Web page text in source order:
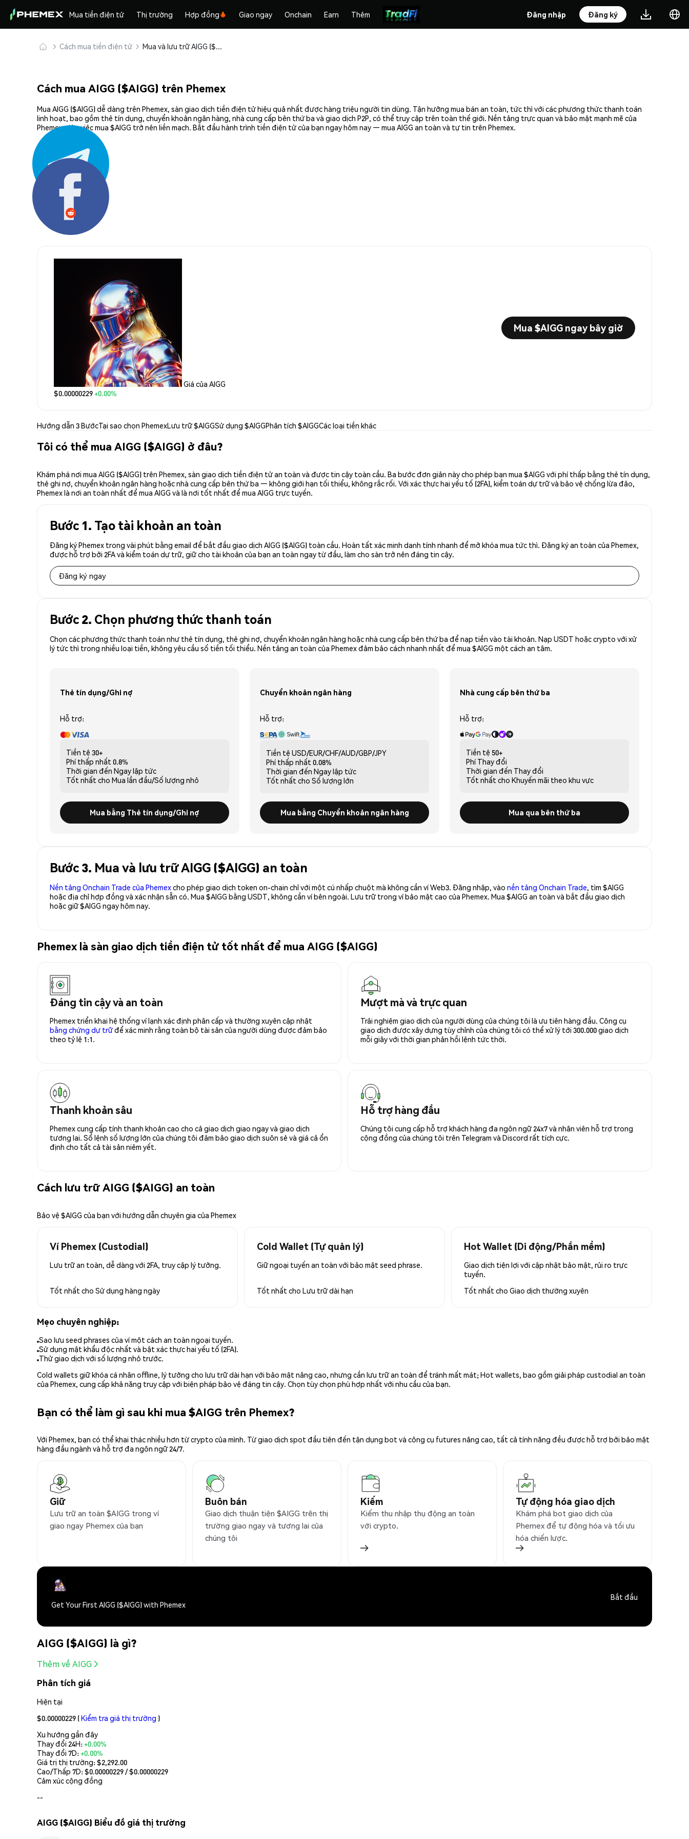
Mua tiền điện tử Thị trường Hợp đồng Giao ngay Onchain Earn Thêm Đăng nhập Đăng ký
Cách mua tiền điện tử Mua và lưu trữ AIGG ($AIGG) an toàn
Cách mua AIGG ($AIGG) trên Phemex
Mua AIGG ($AIGG) dễ dàng trên Phemex, sàn giao dịch tiền điện tử hiệu quả nhất được hàng triệu người tin dùng. Tận hưởng mua bán an toàn, tức thì với các phương thức thanh toán
linh hoạt, bao gồm thẻ tín dụng, chuyển khoản ngân hàng, nhà cung cấp bên thứ ba và giao dịch P2P, có thể truy cập trên toàn thế giới. Nền tảng trực quan và bảo mật mạnh mẽ của
Phemex giúp việc mua $AIGG trở nên liền mạch. Bắt đầu hành trình tiền điện tử của bạn ngay hôm nay — mua AIGG an toàn và tự tin trên Phemex.
Chia sẻ:
Giá của AIGG
$0.00000229+0.00%
Mua $AIGG ngay bây giờ
Hướng dẫn 3 BướcTại sao chọn PhemexLưu trữ $AIGGSử dụng $AIGGPhân tích $AIGGCác loại tiền khác
Tôi có thể mua AIGG ($AIGG) ở đâu?
Khám phá nơi mua AIGG ($AIGG) trên Phemex, sàn giao dịch tiền điện tử an toàn và được tin cậy toàn cầu. Ba bước đơn giản này cho phép bạn mua $AIGG với phí thấp bằng thẻ tín dụng,
thẻ ghi nợ, chuyển khoản ngân hàng hoặc nhà cung cấp bên thứ ba — không giới hạn tối thiểu, không rắc rối. Với xác thực hai yếu tố (2FA), kiểm toán dự trữ và bảo vệ chống lừa đảo,
Phemex là nơi an toàn nhất để mua AIGG và là nơi tốt nhất để mua AIGG trực tuyến.
Bước 1. Tạo tài khoản an toàn
Đăng ký Phemex trong vài phút bằng email để bắt đầu giao dịch AIGG ($AIGG) toàn cầu. Hoàn tất xác minh danh tính nhanh để mở khóa mua tức thì. Đăng ký an toàn của Phemex,
được hỗ trợ bởi 2FA và kiểm toán dự trữ, giữ cho tài khoản của bạn an toàn ngay từ đầu, làm cho sàn trở nên đáng tin cậy.
Đăng ký ngay
Bước 2. Chọn phương thức thanh toán
Chọn các phương thức thanh toán như thẻ tín dụng, thẻ ghi nợ, chuyển khoản ngân hàng hoặc nhà cung cấp bên thứ ba để nạp tiền vào tài khoản. Nạp USDT hoặc crypto với xử
lý tức thì trong nhiều loại tiền, không yêu cầu số tiền tối thiểu. Nền tảng an toàn của Phemex đảm bảo cách nhanh nhất để mua $AIGG một cách an tâm.
Thẻ tín dụng/Ghi nợ
Hỗ trợ:
Tiền tệ 30+
Phí thấp nhất 0.8%
Thời gian đến Ngay lập tức
Tốt nhất cho Mua lần đầu/Số lượng nhỏ
Mua bằng Thẻ tín dụng/Ghi nợ
Chuyển khoản ngân hàng
Hỗ trợ:
Tiền tệ USD/EUR/CHF/AUD/GBP/JPY
Phí thấp nhất 0.08%
Thời gian đến Ngay lập tức
Tốt nhất cho Số lượng lớn
Mua bằng Chuyển khoản ngân hàng
Nhà cung cấp bên thứ ba
Hỗ trợ:
Tiền tệ 50+
Phí Thay đổi
Thời gian đến Thay đổi
Tốt nhất cho Khuyến mãi theo khu vực
Mua qua bên thứ ba
Bước 3. Mua và lưu trữ AIGG ($AIGG) an toàn
Nền tảng Onchain Trade của Phemexcho phép giao dịch token on-chain chỉ với một cú nhấp chuột mà không cần ví Web3. Đăng nhập, vào nền tảng Onchain Trade, tìm $AIGG
hoặc địa chỉ hợp đồng và xác nhận sẵn có. Mua $AIGG bằng USDT, không cần ví bên ngoài. Lưu trữ trong ví bảo mật cao của Phemex. Mua $AIGG an toàn và bắt đầu giao dịch
hoặc giữ $AIGG ngay hôm nay.
Phemex là sàn giao dịch tiền điện tử tốt nhất để mua AIGG ($AIGG)
Đáng tin cậy và an toàn
Phemex triển khai hệ thống ví lạnh xác định phân cấp và thường xuyên cập nhật
bằng chứng dự trữđể xác minh rằng toàn bộ tài sản của người dùng được đảm bảo
theo tỷ lệ 1:1.
Mượt mà và trực quan
Trải nghiệm giao dịch của người dùng của chúng tôi là ưu tiên hàng đầu. Công cụ
giao dịch được xây dựng tùy chỉnh của chúng tôi có thể xử lý tới 300.000 giao dịch
mỗi giây với thời gian phản hồi lệnh tức thời.
Thanh khoản sâu
Phemex cung cấp tính thanh khoản cao cho cả giao dịch giao ngay và giao dịch
tương lai. Sổ lệnh số lượng lớn của chúng tôi đảm bảo giao dịch suôn sẻ và giá cả ổn
định cho tất cả tài sản niêm yết.
Hỗ trợ hàng đầu
Chúng tôi cung cấp hỗ trợ khách hàng đa ngôn ngữ 24x7 và nhân viên hỗ trợ trong
cộng đồng của chúng tôi trên Telegram và Discord rất tích cực.
Cách lưu trữ AIGG ($AIGG) an toàn
Bảo vệ $AIGG của bạn với hướng dẫn chuyên gia của Phemex
Ví Phemex (Custodial)
Lưu trữ an toàn, dễ dàng với 2FA, truy cập lý tưởng.
Tốt nhất cho Sử dụng hàng ngày
Cold Wallet (Tự quản lý)
Giữ ngoại tuyến an toàn với bảo mật seed phrase.
Tốt nhất cho Lưu trữ dài hạn
Hot Wallet (Di động/Phần mềm)
Giao dịch tiện lợi với cập nhật bảo mật, rủi ro trực
tuyến.
Tốt nhất cho Giao dịch thường xuyên
Mẹo chuyên nghiệp:
Sao lưu seed phrases của ví một cách an toàn ngoại tuyến.
Sử dụng mật khẩu độc nhất và bật xác thực hai yếu tố (2FA).
Thử giao dịch với số lượng nhỏ trước.
Cold wallets giữ khóa cá nhân offline, lý tưởng cho lưu trữ dài hạn với bảo mật nâng cao, nhưng cần lưu trữ an toàn để tránh mất mát; Hot wallets, bao gồm giải pháp custodial an toàn
của Phemex, cung cấp khả năng truy cập với biện pháp bảo vệ đáng tin cậy. Chọn tùy chọn phù hợp nhất với nhu cầu của bạn.
Bạn có thể làm gì sau khi mua $AIGG trên Phemex?
Với Phemex, bạn có thể khai thác nhiều hơn từ crypto của mình. Từ giao dịch spot đầu tiên đến tận dụng bot và công cụ futures nâng cao, tất cả tính năng đều được hỗ trợ bởi bảo mật
hàng đầu ngành và hỗ trợ đa ngôn ngữ 24/7.
Giữ
Lưu trữ an toàn $AIGG trong ví
giao ngay Phemex của bạn
Buôn bán
Giao dịch thuận tiện $AIGG trên thị
trường giao ngay và tương lai của
chúng tôi
Kiếm
Kiếm thu nhập thụ động an toàn
với crypto.
Tự động hóa giao dịch
Khám phá bot giao dịch của
Phemex để tự động hóa và tối ưu
hóa chiến lược.
Get Your First AIGG ($AIGG) with Phemex
Bắt đầu
AIGG ($AIGG) là gì?
Thêm về AIGG
Phân tích giá
Hiện tại
$0.00000229 (Kiểm tra giá thị trường )
Xu hướng gần đây
Thay đổi 24H:+0.00%
Thay đổi 7D:+0.00%
Giá trị thị trường:$2,292.00
Cao/Thấp 7D: $0.00000229/ $0.00000229
Cảm xúc cộng đồng
--
AIGG ($AIGG) Biểu đồ giá thị trường